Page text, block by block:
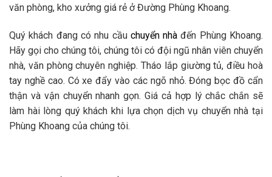
văn phòng, kho xưởng giá rẻ ở Đường Phùng Khoang.
Quý khách đang có nhu cầu chuyển nhà đến Phùng Khoang.
Hãy gọi cho chúng tôi, chúng tôi có đội ngũ nhân viên chuyển
nhà, văn phòng chuyên nghiệp. Tháo lắp giường tủ, điều hoà
tay nghề cao. Có xe đẩy vào các ngõ nhỏ. Đóng bọc đồ cẩn
thận và vận chuyển nhanh gọn. Giá cả hợp lý chắc chắn sẽ
làm hài lòng quý khách khi lựa chọn dịch vụ chuyển nhà tại
Phùng Khoang của chúng tôi.